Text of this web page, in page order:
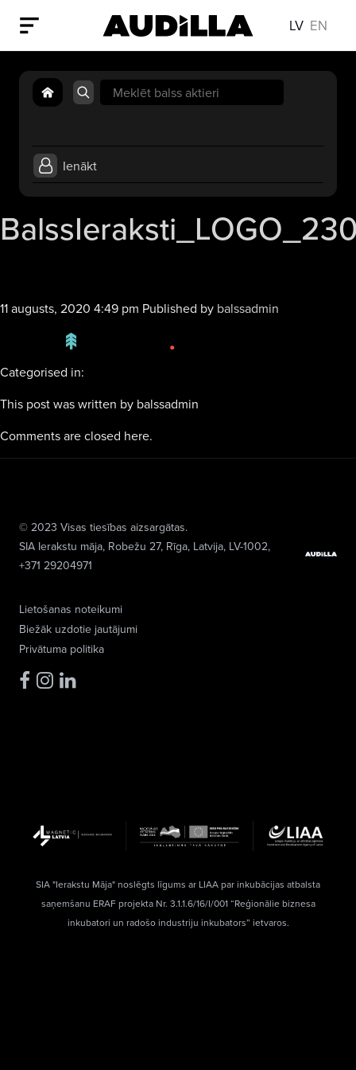
LV EN
Search
for:
Ienākt
11 augusts, 2020 4:49 pm Published by balssadmin
Categorised in:
This post was written by balssadmin
Comments are closed here.
Lietošanas noteikumi
Biežāk uzdotie jautājumi
Privātuma politika
© 2023 Visas tiesības aizsargātas.
SIA Ierakstu māja, Robežu 27, Rīga, Latvija, LV-1002,
+371 29204971
SIA "Ierakstu Māja" noslēgts līgums ar LIAA par inkubācijas atbalsta
saņemšanu ERAF projekta Nr. 3.1.1.6/16/I/001 “Reģionālie biznesa
inkubatori un radošo industriju inkubators” ietvaros.